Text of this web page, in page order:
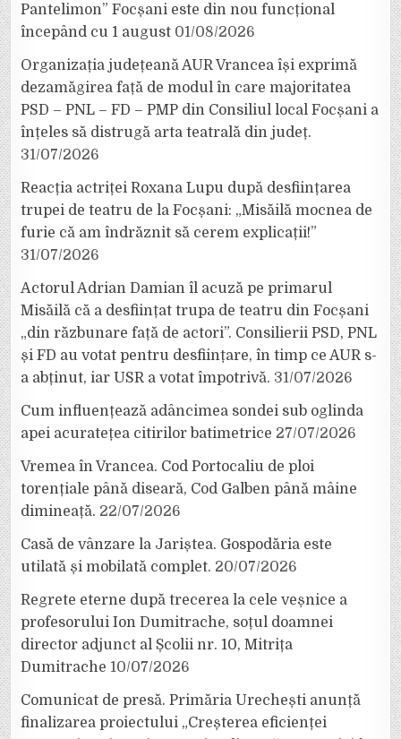
Pantelimon” Focșani este din nou funcțional
începând cu 1 august 01/08/2026
Organizația județeană AUR Vrancea își exprimă
dezamăgirea față de modul în care majoritatea
PSD – PNL – FD – PMP din Consiliul local Focșani a
înțeles să distrugă arta teatrală din județ.
31/07/2026
Reacția actriței Roxana Lupu după desființarea
trupei de teatru de la Focșani: „Misăilă mocnea de
furie că am îndrăznit să cerem explicații!”
31/07/2026
Actorul Adrian Damian îl acuză pe primarul
Misăilă că a desființat trupa de teatru din Focșani
„din răzbunare față de actori”. Consilierii PSD, PNL
și FD au votat pentru desființare, în timp ce AUR s-
a abținut, iar USR a votat împotrivă. 31/07/2026
Cum influențează adâncimea sondei sub oglinda
apei acuratețea citirilor batimetrice 27/07/2026
Vremea în Vrancea. Cod Portocaliu de ploi
torențiale până diseară, Cod Galben până mâine
dimineață. 22/07/2026
Casă de vânzare la Jariștea. Gospodăria este
utilată și mobilată complet. 20/07/2026
Regrete eterne după trecerea la cele veșnice a
profesorului Ion Dumitrache, soțul doamnei
director adjunct al Școlii nr. 10, Mitrița
Dumitrache 10/07/2026
Comunicat de presă. Primăria Urechești anunță
finalizarea proiectului „Creșterea eficienței